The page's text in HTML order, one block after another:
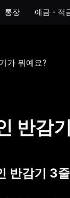
통장 예금・적
장 모임 통장
반감
반감기 3